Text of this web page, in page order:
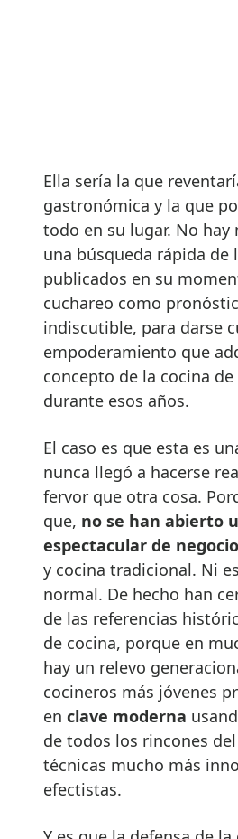
Ella sería la que
gastronómica y la que
todo en su lugar. No hay
una búsqueda rápida de
publicados en su
cuchareo como
indiscutible, para darse
empoderamiento que
concepto de la cocina de
durante esos años.
El caso es que esta es
nunca llegó a hacerse
fervor que otra cosa.
que, no se han abierto
espectacular de
y cocina tradicional. Ni
normal. De hecho han
de las referencias
de cocina, porque en
hay un relevo
cocineros más jóvenes
en clave moderna
de todos los rincones
técnicas mucho más
efectistas.